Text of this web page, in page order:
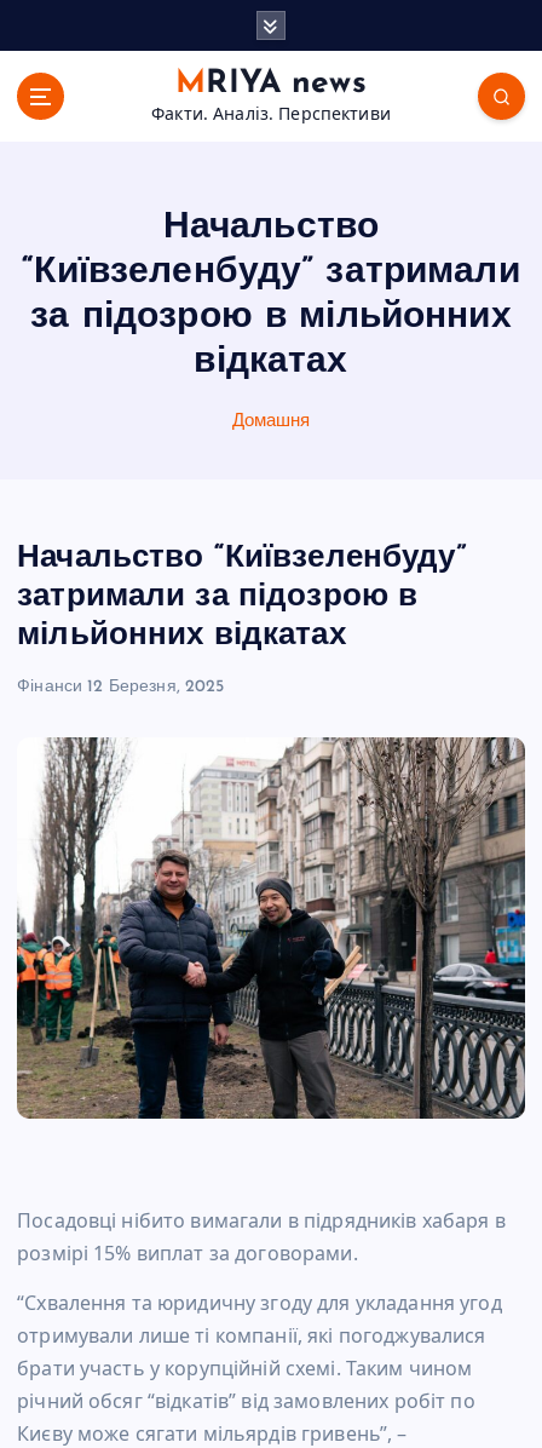
MRIYA news
Факти. Аналіз. Перспективи
Начальство
“Київзеленбуду” затримали
за підозрою в мільйонних
відкатах
Домашня
Начальство “Київзеленбуду”
затримали за підозрою в
мільйонних відкатах
Фінанси 12 Березня, 2025
Посадовці нібито вимагали в підрядників хабаря в
розмірі 15% виплат за договорами.
“Схвалення та юридичну згоду для укладання угод
отримували лише ті компанії, які погоджувалися
брати участь у корупційній схемі. Таким чином
річний обсяг “відкатів” від замовлених робіт по
Києву може сягати мільярдів гривень”, –